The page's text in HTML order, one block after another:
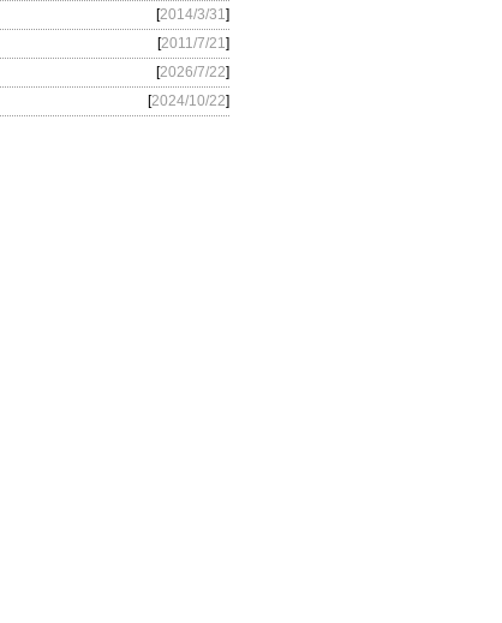
[2014/3/31]
[2011/7/21]
[2026/7/22]
[2024/10/22]